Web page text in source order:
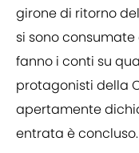
girone di ritorno
si sono
fanno i conti su
protagonisti della
apertamente
entrata è